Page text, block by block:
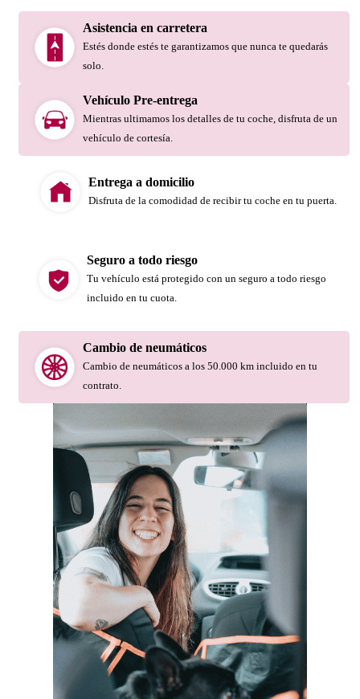
Asistencia en carretera
Estés donde estés te garantizamos que nunca te quedarás
solo.
Vehículo Pre-entrega
Mientras ultimamos los detalles de tu coche, disfruta de un
vehículo de cortesía.
Entrega a domicilio
Disfruta de la comodidad de recibir tu coche en tu puerta.
Seguro a todo riesgo
Tu vehículo está protegido con un seguro a todo riesgo
incluido en tu cuota.
Cambio de neumáticos
Cambio de neumáticos a los 50.000 km incluido en tu
contrato.